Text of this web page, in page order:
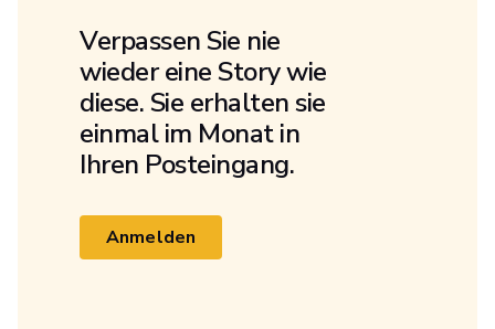
Verpassen Sie nie
wieder eine Story wie
diese. Sie erhalten sie
einmal im Monat in
Ihren Posteingang.
Anmelden